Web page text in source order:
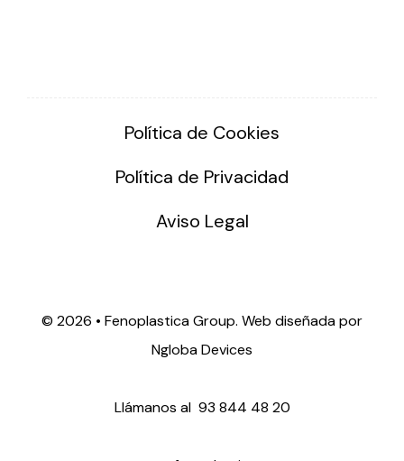
Política de Cookies
Política de Privacidad
Aviso Legal
© 2026 • Fenoplastica Group. Web diseñada por
Ngloba Devices
Llámanos al 93 844 48 20